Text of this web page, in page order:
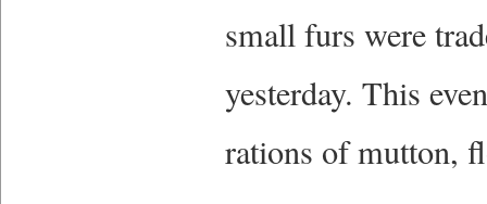
small furs were
yesterday. This
rations of